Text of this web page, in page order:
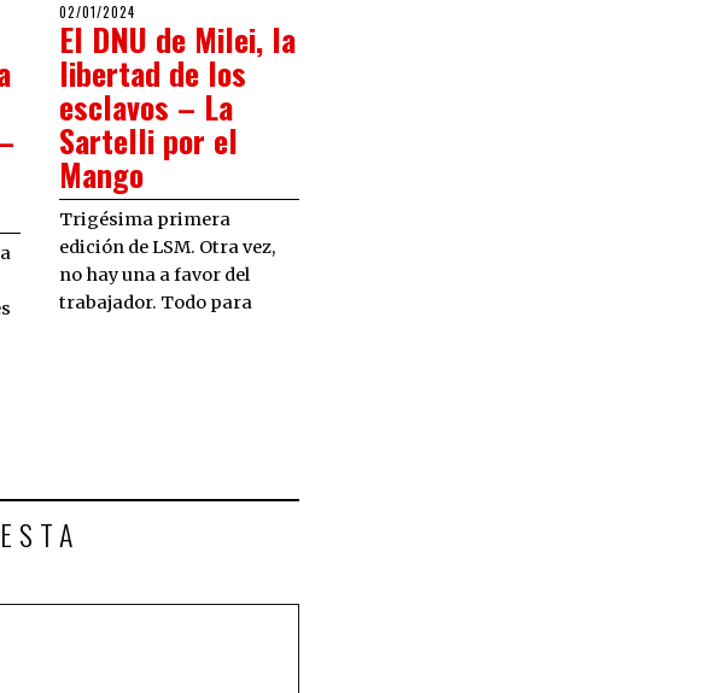
POSTED
ON
02/01/2024
El DNU de Milei, la
libertad de los
esclavos – La
Sartelli por el
Mango
Trigésima primera
edición de LSM. Otra vez,
no hay una a favor del
trabajador. Todo para